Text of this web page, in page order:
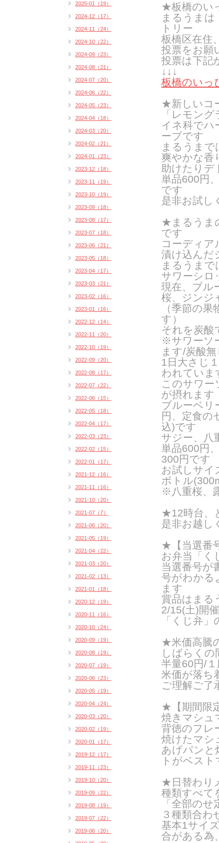
★板橋のい
まるうま
トリー
板橋区在住
投票をお願
投票は下記
↓↓↓
板橋のいっ
★新しいコ
「レモン
イネ科でハ
ーブです
まるうま
爽やかな香
助けたりデ
単品600円
です
是非お試し
★まるうま
です
コーディア
漬け込んだ
まるうま
サワーシロ
現在、ブル
桜、ジンジ
（季節の
す）
それを炭酸
※サワーソ
ます/炭酸
1日大さじ
われていま
このサワー
が摂れます
ブルーベリ
円、定食の
込)です
サジー、八
単品600円
300円です
お試しサイ
ボトル
※八重桜、
★12時台、
是非お越し
★【当選番
お弁当「く
当選番号が
号がわかる
ます
賞品はまる
2/15(土)開
「くじ弁
★米価高騰
しばらくの
半量60円/
米価が落ち
ご理解ご了
★【期間限
焼きマシュ
背徳のフレ
焼けたマシ
あげパンと
トがベス
★日替わり
種類すべて
「全部の
３種類合わ
基本1サイ
合がある為
2025-01（19）
2024-12（17）
2024-11（24）
2024-10（22）
2024-09（23）
2024-08（21）
2024-07（20）
2024-06（22）
2024-05（23）
2024-04（18）
2024-03（20）
2024-02（21）
2024-01（23）
2023-12（18）
2023-11（19）
2023-10（19）
2023-09（18）
2023-08（17）
2023-07（18）
2023-06（21）
2023-05（18）
2023-04（17）
2023-03（21）
2023-02（16）
2023-01（16）
2022-12（14）
2022-11（20）
2022-10（19）
2022-09（20）
2022-08（17）
2022-07（22）
2022-06（15）
2022-05（18）
2022-04（17）
2022-03（23）
2022-02（15）
2022-01（17）
2021-12（16）
2021-11（16）
2021-10（20）
2021-07（7）
2021-06（20）
2021-05（19）
2021-04（22）
2021-03（20）
2021-02（13）
2021-01（18）
2020-12（19）
2020-11（16）
2020-10（24）
2020-09（19）
2020-08（19）
2020-07（19）
2020-06（23）
2020-05（19）
2020-04（24）
2020-03（20）
2020-02（19）
2020-01（17）
2019-12（17）
2019-11（23）
2019-10（20）
2019-09（22）
2019-08（19）
2019-07（22）
2019-06（20）